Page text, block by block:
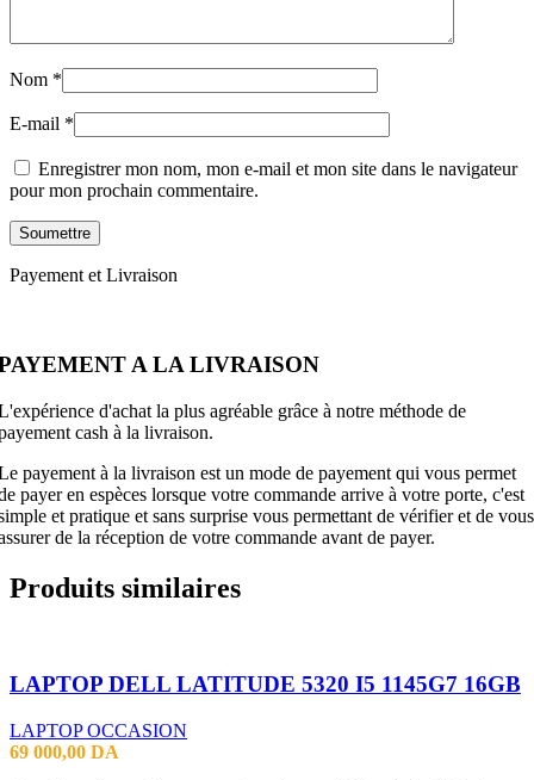
Nom *
E-mail *
Enregistrer mon nom, mon e-mail et mon site dans le navigateur
pour mon prochain commentaire.
Payement et Livraison
A LA LIVRAISON
d'achat la plus agréable grâce à notre méthode de
cash à la livraison.
payement à la livraison est un mode de payement qui vous permet
payer en espèces lorsque votre commande arrive à votre porte, c'est
et pratique et sans surprise vous permettant de vérifier et de vous
de la réception de votre commande avant de payer.
Produits similaires
LAPTOP DELL LATITUDE 5320 I5 1145G7 16GB
LAPTOP OCCASION
69 000,00 DA